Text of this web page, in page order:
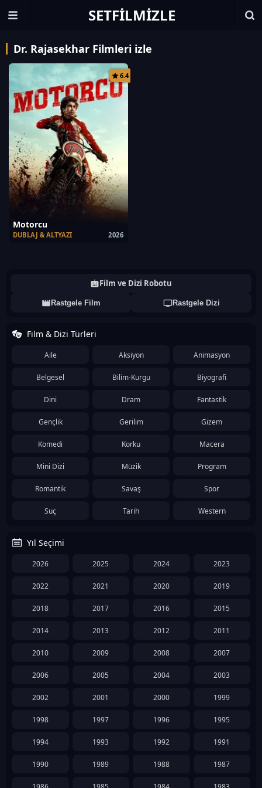
SETFILMIZLE
Dr. Rajasekhar Filmleri izle
6.4
Motorcu
2026
DUBLAJ & ALTYAZI
Film ve Dizi Robotu
Rastgele Film Rastgele Dizi
Film & Dizi Türleri
Aile Aksiyon Animasyon
Belgesel Bilim-Kurgu Biyografi
Dini Dram Fantastik
Gençlik Gerilim Gizem
Komedi Korku Macera
Mini Dizi Müzik Program
Romantik Savaş Spor
Suç Tarih Western
Yıl Seçimi
2026 2025 2024 2023
2022 2021 2020 2019
2018 2017 2016 2015
2014 2013 2012 2011
2010 2009 2008 2007
2006 2005 2004 2003
2002 2001 2000 1999
1998 1997 1996 1995
1994 1993 1992 1991
1990 1989 1988 1987